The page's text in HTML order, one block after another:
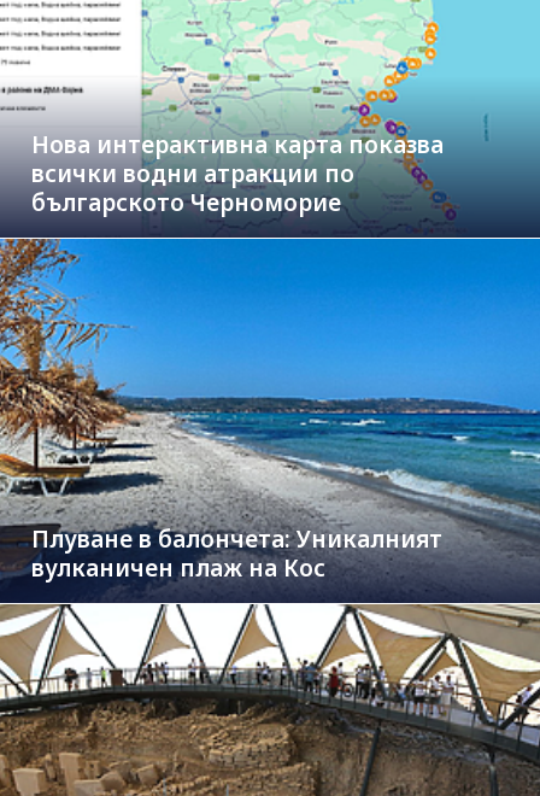
Нова интерактивна карта показва
всички водни атракции по
българското Черноморие
Плуване в балончета: Уникалният
вулканичен плаж на Кос